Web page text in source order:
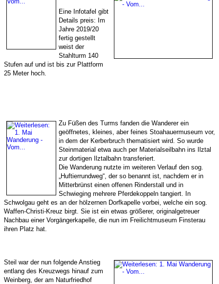
Eine Infotafel gibt
Details preis: Im
Jahre 2019/20
fertig gestellt
weist der
Stahlturm 140
Stufen auf und ist bis zur Plattform
25 Meter hoch.
Zu Füßen des Turms fanden die Wanderer ein
geöffnetes, kleines, aber feines Stoahauermuseum vor,
in dem der Kerberbruch thematisiert wird. So wurde
Steinmaterial etwa auch per Materialseilbahn ins Ilztal
zur dortigen Ilztalbahn transferiert.
Die Wanderung nutzte im weiteren Verlauf den sog.
„Huftierrundweg“, der so benannt ist, nachdem er in
Mitterbrünst einen offenen Rinderstall und in
Schwieging mehrere Pferdekoppeln tangiert. In
Schwolgau geht es an der hölzernen Dorfkapelle vorbei, welche ein sog.
Waffen-Christi-Kreuz birgt. Sie ist ein etwas größerer, originalgetreuer
Nachbau einer Vorgängerkapelle, die nun im Freilichtmuseum Finsterau
ihren Platz hat.
Steil war der nun folgende Anstieg
entlang des Kreuzwegs hinauf zum
Weinberg, der am Naturfriedhof